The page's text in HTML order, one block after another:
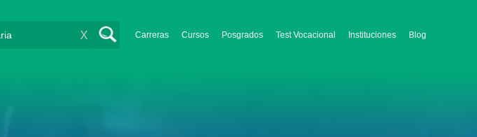
Carreras Cursos Posgrados Test Vocacional Instituciones Blog
X